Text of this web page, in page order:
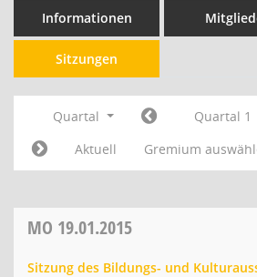
Informationen
Sitzungen
Quartal Quartal 1
Aktuell
Gremium
MO 19.01.2015
Sitzung des Bildungs- und